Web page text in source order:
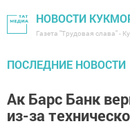
НОВОСТИ
Газета "Трудовая слава" -
ПОСЛЕДНИЕ НОВОСТИ
Ак Барс Банк
из-за